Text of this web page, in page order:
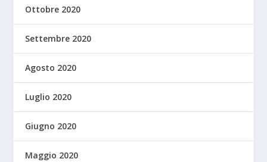
Ottobre 2020
Settembre 2020
Agosto 2020
Luglio 2020
Giugno 2020
Maggio 2020